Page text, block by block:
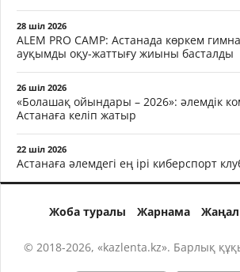
28 шіл 2026
ALEM PRO CAMP: Астанада көркем
ауқымды оқу-жаттығу жиыны басталды
26 шіл 2026
«Болашақ ойындары – 2026»: әлемдік
Астанаға келіп жатыр
22 шіл 2026
Астанаға әлемдегі ең ірі киберспорт
Жоба туралы Жарнама
© 2018-2026, «kazlenta.kz». Барлық